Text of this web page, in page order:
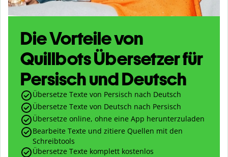
Die Vorteile von
Quillbots Übersetzer für
Persisch und Deutsch
Übersetze Texte von Persisch nach Deutsch
Übersetze Texte von Deutsch nach Persisch
Übersetze online, ohne eine App herunterzuladen
Bearbeite Texte und zitiere Quellen mit den
Schreibtools
Übersetze Texte komplett kostenlos